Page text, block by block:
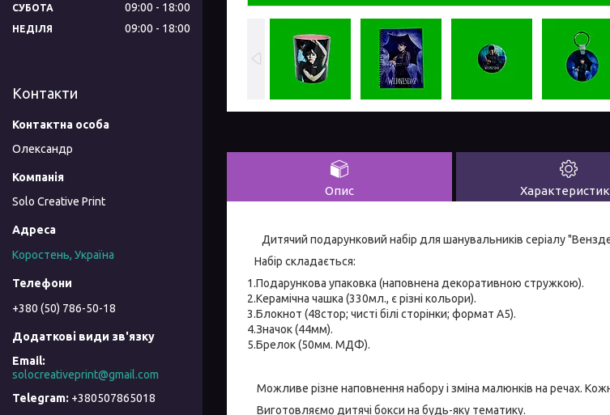
Опис
Дитячий подарунковий набір для шанувальників серіалу
Набір складається:
1.Подарункова упаковка (наповнена декоративною стружкою).
2.Керамічна чашка (330мл., є різні кольори).
3.Блокнот (48стор; чисті білі сторінки; формат А5).
4.Значок (44мм).
5.Брелок (50мм. МДФ).
Можливе різне наповнення набору і зміна малюнків на речах.
Виготовляємо дитячі бокси на будь-яку тематику.
СУБОТА 09:00 18:00
НЕДІЛЯ 09:00 18:00
Контакти
Олександр
Solo Creative Print
Коростень, Україна
+380 (50) 786-50-18
solocreativeprint@gmail.com
+380507865018